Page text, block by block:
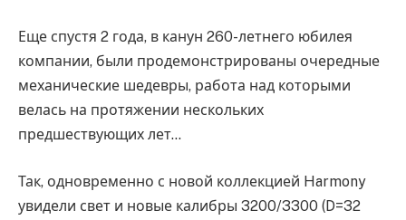
Еще спустя 2 года, в канун 260-летнего юбилея
компании, были продемонстрированы очередные
механические шедевры, работа над которыми
велась на протяжении нескольких
предшествующих лет…
Так, одновременно с новой коллекцией Harmony
увидели свет и новые калибры 3200/3300 (D=32